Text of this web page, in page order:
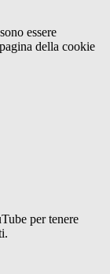
essere
della cookie
per tenere